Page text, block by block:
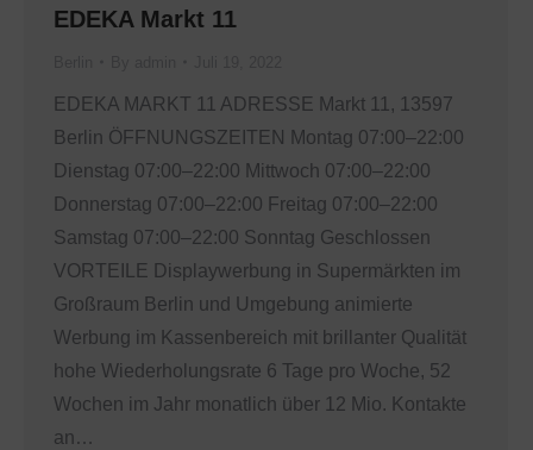
EDEKA Markt 11
EDEKA MARKT 11 ADRESSE Markt 11, 13597
Berlin ÖFFNUNGSZEITEN Montag 07:00–22:00
Dienstag 07:00–22:00 Mittwoch 07:00–22:00
Donnerstag 07:00–22:00 Freitag 07:00–22:00
Samstag 07:00–22:00 Sonntag Geschlossen
VORTEILE Displaywerbung in Supermärkten im
Großraum Berlin und Umgebung animierte
Werbung im Kassenbereich mit brillanter Qualität
hohe Wiederholungsrate 6 Tage pro Woche, 52
Wochen im Jahr monatlich über 12 Mio. Kontakte
an…